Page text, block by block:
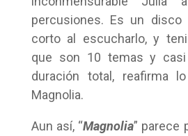
percusiones. Es un
corto al escucharlo, y
que son 10 temas y
duración total, reafirma
Magnolia.
Aun así, “Magnolia” parece